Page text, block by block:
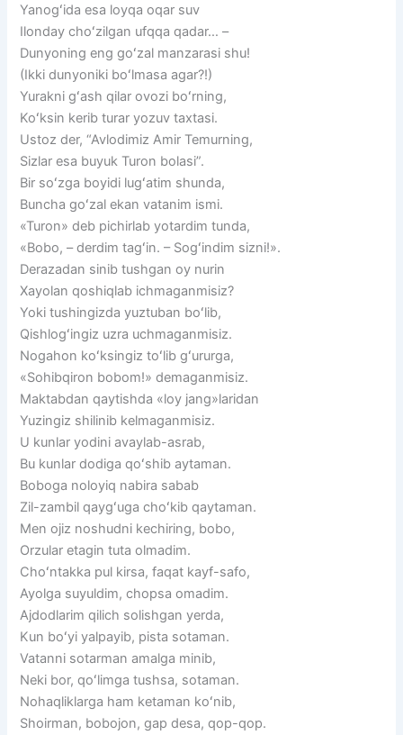
Yanogʻida esa loyqa oqar suv
Ilonday choʻzilgan ufqqa qadar… –
Dunyoning eng goʻzal manzarasi shu!
(Ikki dunyoniki boʻlmasa agar?!)
Yurakni gʻash qilar ovozi boʻrning,
Koʻksin kerib turar yozuv taxtasi.
Ustoz der, “Avlodimiz Amir Temurning,
Sizlar esa buyuk Turon bolasi”.
Bir soʻzga boyidi lugʻatim shunda,
Buncha goʻzal ekan vatanim ismi.
«Turon» deb pichirlab yotardim tunda,
«Bobo, – derdim tagʻin. – Sogʻindim sizni!».
Derazadan sinib tushgan oy nurin
Xayolan qoshiqlab ichmaganmisiz?
Yoki tushingizda yuztuban boʻlib,
Qishlogʻingiz uzra uchmaganmisiz.
Nogahon koʻksingiz toʻlib gʻururga,
«Sohibqiron bobom!» demaganmisiz.
Maktabdan qaytishda «loy jang»laridan
Yuzingiz shilinib kelmaganmisiz.
U kunlar yodini avaylab-asrab,
Bu kunlar dodiga qoʻshib aytaman.
Boboga noloyiq nabira sabab
Zil-zambil qaygʻuga choʻkib qaytaman.
Men ojiz noshudni kechiring, bobo,
Orzular etagin tuta olmadim.
Choʻntakka pul kirsa, faqat kayf-safo,
Ayolga suyuldim, chopsa omadim.
Ajdodlarim qilich solishgan yerda,
Kun boʻyi yalpayib, pista sotaman.
Vatanni sotarman amalga minib,
Neki bor, qoʻlimga tushsa, sotaman.
Nohaqliklarga ham ketaman koʻnib,
Shoirman, bobojon, gap desa, qop-qop.